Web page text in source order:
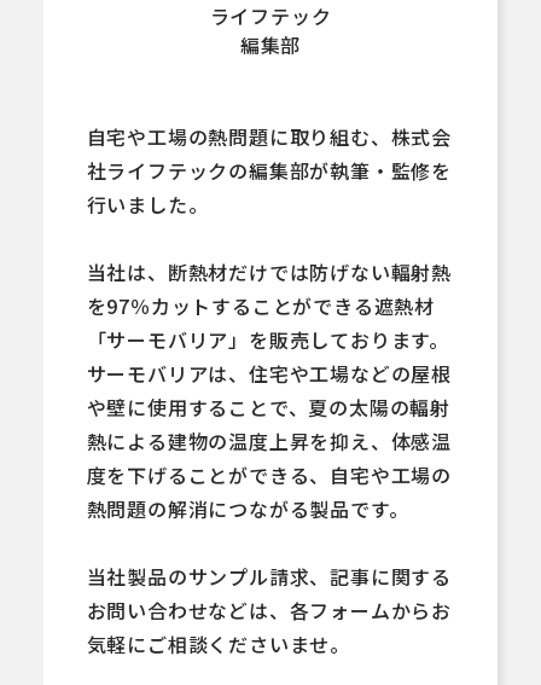
ライフテック
編集部
自宅や工場の熱問題に取り組む、株式会
社ライフテックの編集部が執筆・監修を
行いました。
当社は、断熱材だけでは防げない輻射熱
を97％カットすることができる遮熱材
「サーモバリア」を販売しております。
サーモバリアは、住宅や工場などの屋根
や壁に使用することで、夏の太陽の輻射
熱による建物の温度上昇を抑え、体感温
度を下げることができる、自宅や工場の
熱問題の解消につながる製品です。
当社製品のサンプル請求、記事に関する
お問い合わせなどは、各フォームからお
気軽にご相談くださいませ。